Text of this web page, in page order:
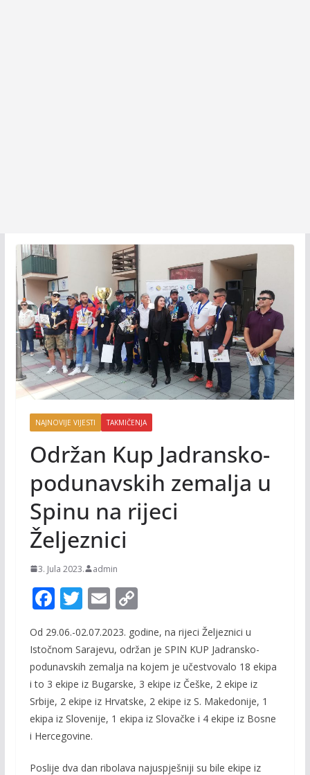
NAJNOVIJE VIJESTI TAKMIČENJA
Održan Kup Jadransko-
podunavskih zemalja u
Spinu na rijeci
Željeznici
3. Jula 2023. admin
F
e
b
o
o
k
T
itt
er
E
ai
l
C
o
p
y
Li
n
k
Od 29.06.-02.07.2023. godine, na rijeci Željeznici u
Istočnom Sarajevu, održan je SPIN KUP Jadransko-
podunavskih zemalja na kojem je učestvovalo 18 ekipa
i to 3 ekipe iz Bugarske, 3 ekipe iz Češke, 2 ekipe iz
Srbije, 2 ekipe iz Hrvatske, 2 ekipe iz S. Makedonije, 1
ekipa iz Slovenije, 1 ekipa iz Slovačke i 4 ekipe iz Bosne
i Hercegovine.
Poslije dva dan ribolava najuspješniji su bile ekipe iz